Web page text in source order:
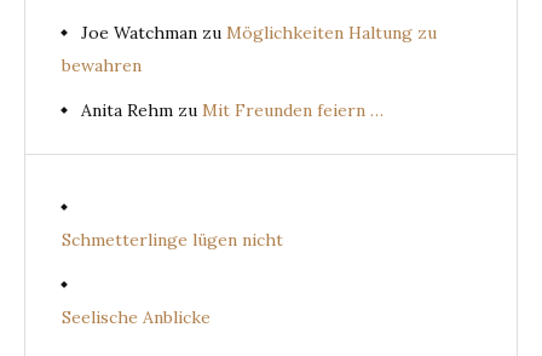
Joe Watchman zu Möglichkeiten Haltung zu
bewahren
Anita Rehm zu Mit Freunden feiern …
Schmetterlinge lügen nicht
Seelische Anblicke